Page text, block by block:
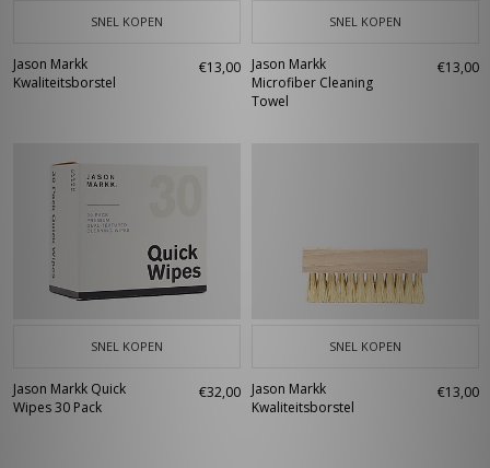
SNEL KOPEN
Jason Markk
Kwaliteitsborstel
€13,00
SNEL KOPEN
Jason Markk
Microfiber Cleaning
Towel
€13,00
SNEL KOPEN
Jason Markk Quick
Wipes 30 Pack
€32,00
SNEL KOPEN
Jason Markk
Kwaliteitsborstel
€13,00